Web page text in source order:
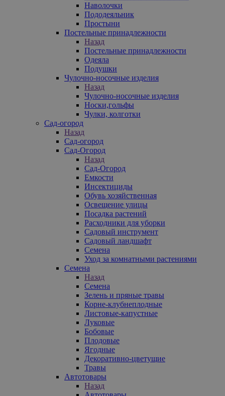
Наволочки
Пододеяльник
Простыни
Постельные принадлежности
Назад
Постельные принадлежности
Одеяла
Подушки
Чулочно-носочные изделия
Назад
Чулочно-носочные изделия
Носки,гольфы
Чулки, колготки
Сад-огород
Назад
Сад-огород
Сад-Огород
Назад
Сад-Огород
Емкости
Инсектициды
Обувь хозяйственная
Освещение улицы
Посадка растений
Расходники для уборки
Садовый инструмент
Садовый ландшафт
Семена
Уход за комнатными растениями
Семена
Назад
Семена
Зелень и пряные травы
Корне-клубнеплодные
Листовые-капустные
Луковые
Бобовые
Плодовые
Ягодные
Декоративно-цветущие
Травы
Автотовары
Назад